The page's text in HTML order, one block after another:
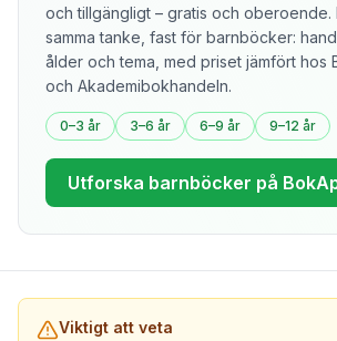
och tillgängligt – gratis och oberoende.
samma tanke, fast för barnböcker:
ålder och tema, med priset jämfört hos
och Akademibokhandeln.
0–3 år 3–6 år 6–9 år 9–12 år
Utforska barnböcker på
Viktigt att veta